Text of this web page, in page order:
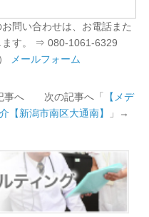
問い合わせは、お電話また
ます。 ⇒ 080-1061-6329
メールフォーム
事へ 次の記事へ「
【メデ
【新潟市南区大通南】
」→